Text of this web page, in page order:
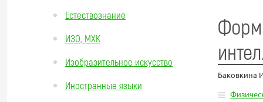
Естествознание
ИЗО, МХК
Изобразительное искусство
Иностранные языки
Баковкина